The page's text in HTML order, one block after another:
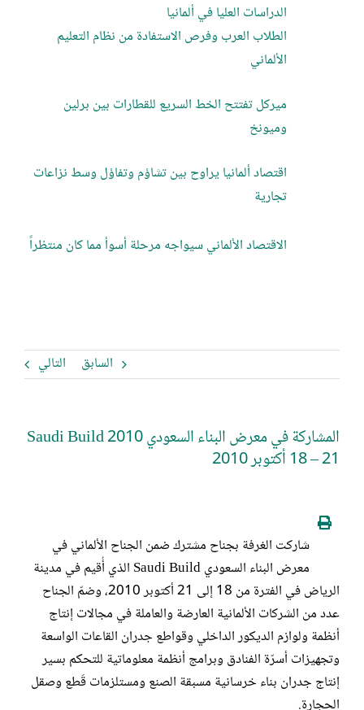
السابق التالي
المشاركة في معرض البناء السعودي 2010 Saudi Build
18 – 21 أكتوبر 2010
شاركت الغرفة بجناح مشترك ضمن الجناح الألماني في
معرض البناء السعوديSaudi Build الذي أُقيم في مدينة
الرياض في الفترة من 18 إلى 21 أكتوبر 2010، وضمّ الجناح
عدد من الشركات الألمانية العارضة والعاملة في مجالات إنتاج
أنظمة ولوازم الديكور الداخلي وقواطع جدران القاعات الواسعة
وتجهيزات أسرّة الفنادق وبرامج أنظمة معلوماتية للتحكم بسير
إنتاج جدران بناء خرسانية مسبقة الصنع ومستلزمات قَطع وصقل
الدراسات العليا في ألمانيا
الطلاب العرب وفرص الاستفادة من نظام التعليم
الألماني
ميركل تفتتح الخط السريع للقطارات بين برلين
وميونخ
اقتصاد ألمانيا يراوح بين تشاؤم وتفاؤل وسط نزاعات
تجارية
الاقتصاد الألماني سيواجه مرحلة أسوأ مما كان منتظراً